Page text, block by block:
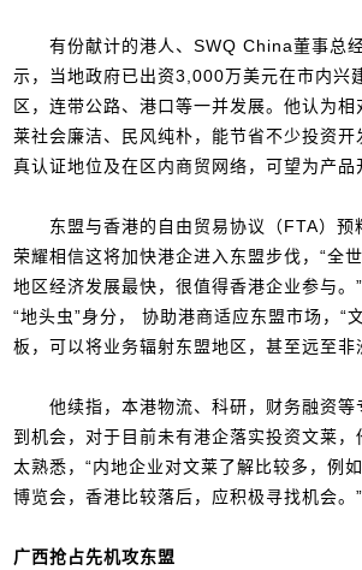
有份献计的港人、SWQ China董事总经
示，当地政府已出资3,000万美元在市内兴
区，连带公路、港口等一并发展。他认为
莱社会廉洁、民风纯朴，能节省不少投资开
真认证地位及在区内商贸网络，可望为产品
东盟与香港的自由贸易协议（FTA）预
荣耀相信这将加快港企进入东盟步伐，“全
地区经济发展最快，很值得香港企业参与。
“地头虫”身分， 协助港商适应东盟市场，“
板，可以将业务辐射东盟地区，甚至远至非
他续指，本港物流、科研，财务融资等
到机会，对于目前未有港企落实投资文莱
太熟悉，“内地企业对文莱了解比较多，例
博览会，香港比较落后，应积极寻找机会。”
广西抢占先机攻东盟